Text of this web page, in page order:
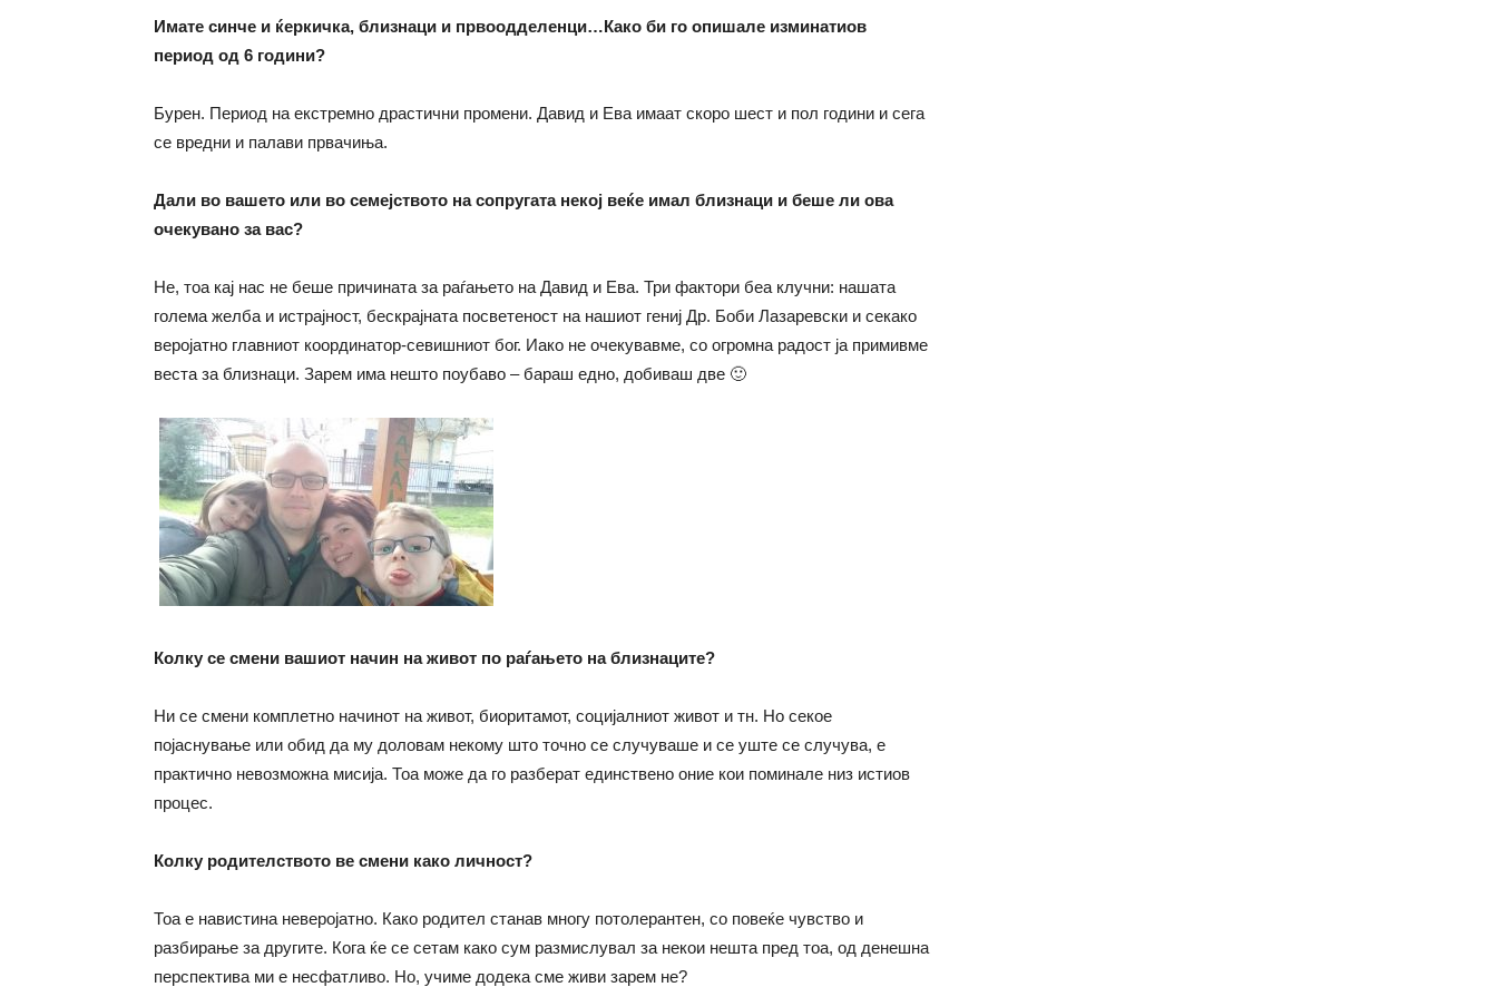
Имате синче и ќеркичка, близнаци и првоодделенци…Како би го опишале изминатиов
период од 6 години?
Бурен. Период на екстремно драстични промени. Давид и Ева имаат скоро шест и пол години и сега
се вредни и палави првачиња.
Дали во вашето или во семејството на сопругата некој веќе имал близнаци и беше ли ова
очекувано за вас?
Не, тоа кај нас не беше причината за раѓањето на Давид и Ева. Три фактори беа клучни: нашата
голема желба и истрајност, бескрајната посветеност на нашиот гениј Др. Боби Лазаревски и секако
веројатно главниот координатор-севишниот бог. Иако не очекувавме, со огромна радост ја примивме
веста за близнаци. Зарем има нешто поубаво – бараш едно, добиваш две 🙂
Колку се смени вашиот начин на живот по раѓањето на близнаците?
Ни се смени комплетно начинот на живот, биоритамот, социјалниот живот и тн. Но секое
појаснување или обид да му доловам некому што точно се случуваше и се уште се случува, е
практично невозможна мисија. Тоа може да го разберат единствено оние кои поминале низ истиов
процес.
Колку родителството ве смени како личност?
Тоа е навистина неверојатно. Како родител станав многу потолерантен, со повеќе чувство и
разбирање за другите. Кога ќе се сетам како сум размислувал за некои нешта пред тоа, од денешна
перспектива ми е несфатливо. Но, учиме додека сме живи зарем не?